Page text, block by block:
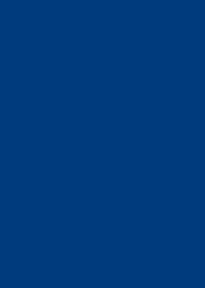
của máy. Tuy